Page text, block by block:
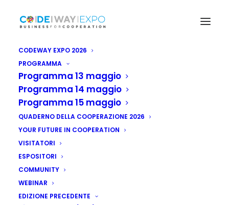
CODEWAY EXPO 2026
PROGRAMMA
Programma 13 maggio
Programma 14 maggio
Programma 15 maggio
QUADERNO DELLA COOPERAZIONE 2026
YOUR FUTURE IN COOPERATION
VISITATORI
ESPOSITORI
COMMUNITY
WEBINAR
EDIZIONE PRECEDENTE